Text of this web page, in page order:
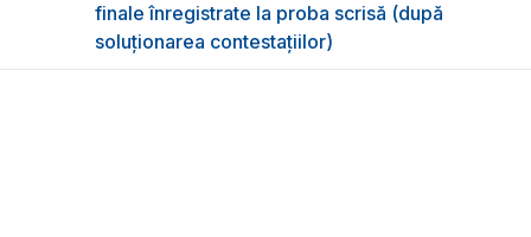
finale înregistrate la proba scrisă (după
soluționarea contestațiilor)